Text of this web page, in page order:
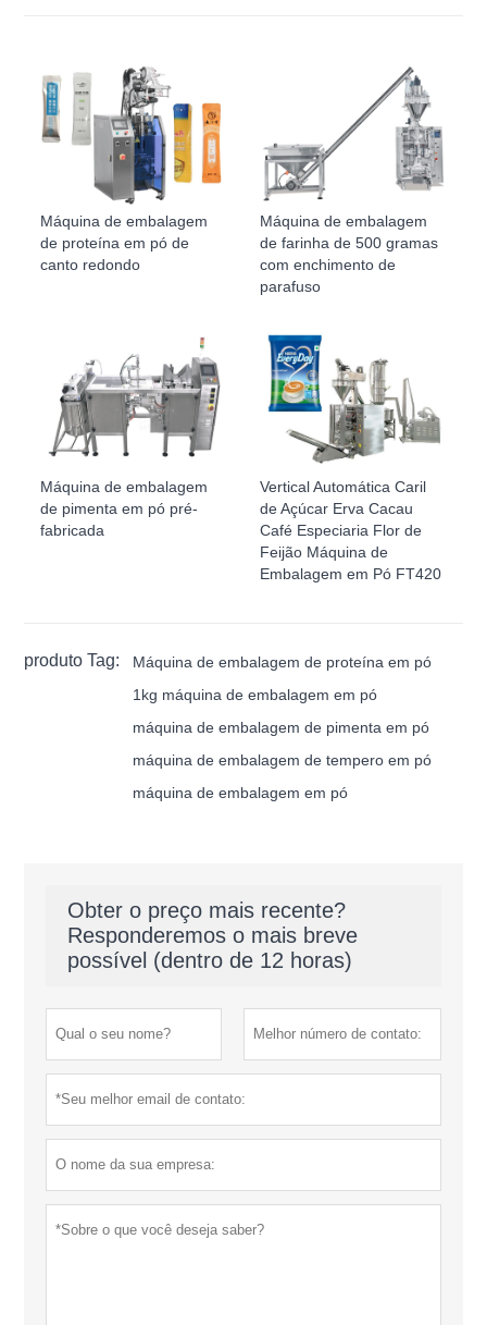
Máquina de embalagem
de proteína em pó de
canto redondo
Máquina de embalagem
de farinha de 500 gramas
com enchimento de
parafuso
Máquina de embalagem
de pimenta em pó pré-
fabricada
Vertical Automática Caril
de Açúcar Erva Cacau
Café Especiaria Flor de
Feijão Máquina de
Embalagem em Pó FT420
produto Tag:
Máquina de embalagem de proteína em pó
1kg máquina de embalagem em pó
máquina de embalagem de pimenta em pó
máquina de embalagem de tempero em pó
máquina de embalagem em pó
Obter o preço mais recente?
Responderemos o mais breve
possível (dentro de 12 horas)